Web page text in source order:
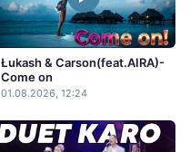
Łukash & Carson(feat.AIRA)-
Come on
01.08.2026, 12:24